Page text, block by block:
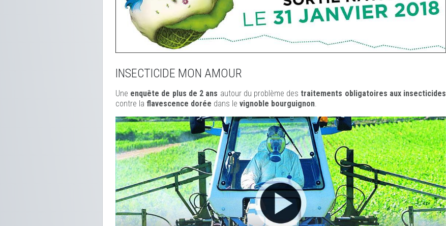
INSECTICIDE MON AMOUR
Une enquête de plus de 2 ans autour du problème des traitements obligatoires aux insecticides
contre la flavescence dorée dans le vignoble bourguignon.